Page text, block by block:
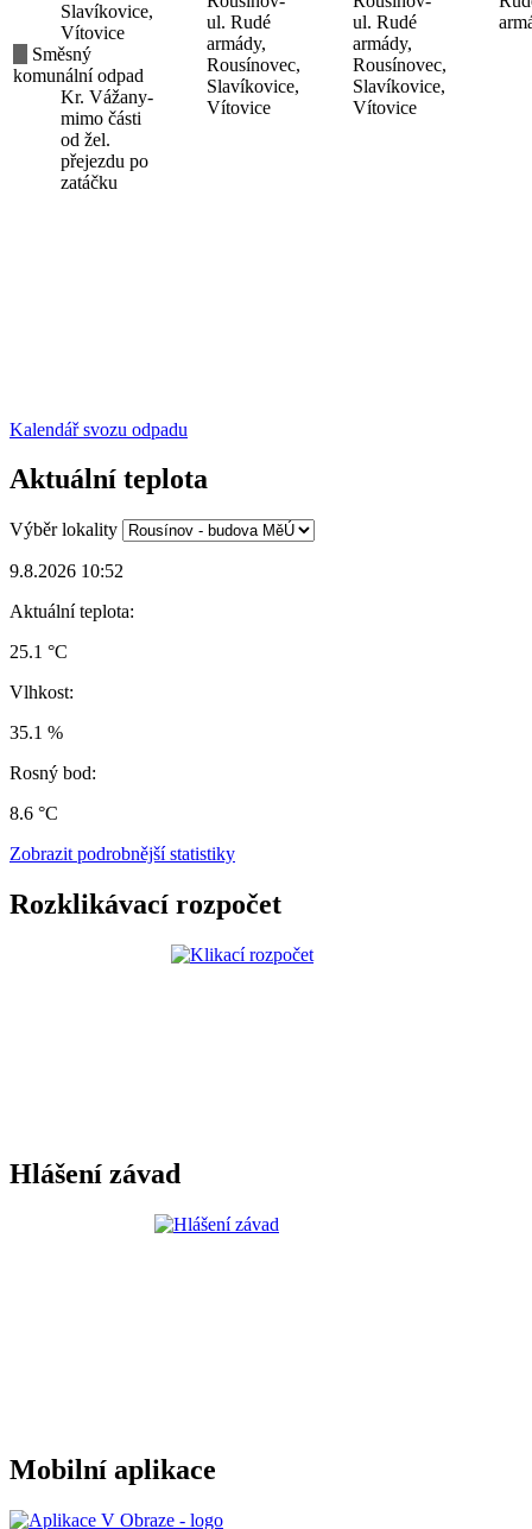
Slavíkovice,
Vítovice
Směsný
komunální odpad
Kr. Vážany-
mimo části
od žel.
přejezdu po
zatáčku
ul. Rudé
armády,
Rousínovec,
Slavíkovice,
Vítovice
ul. Rudé
armády,
Rousínovec,
Slavíkovice,
Vítovice
Kalendář svozu odpadu
Aktuální teplota
Výběr lokality
9.8.2026 10:52
Aktuální teplota:
25.1 °C
Vlhkost:
35.1 %
Rosný bod:
8.6 °C
Zobrazit podrobnější statistiky
Rozklikávací rozpočet
Hlášení závad
Mobilní aplikace